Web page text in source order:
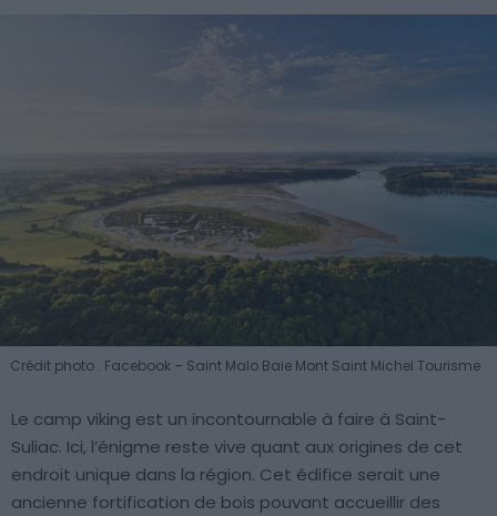
Crédit photo : Facebook – Saint Malo Baie Mont Saint Michel Tourisme
Le camp viking est un incontournable à faire à Saint-
Suliac. Ici, l’énigme reste vive quant aux origines de cet
endroit unique dans la région. Cet édifice serait une
ancienne fortification de bois pouvant accueillir des